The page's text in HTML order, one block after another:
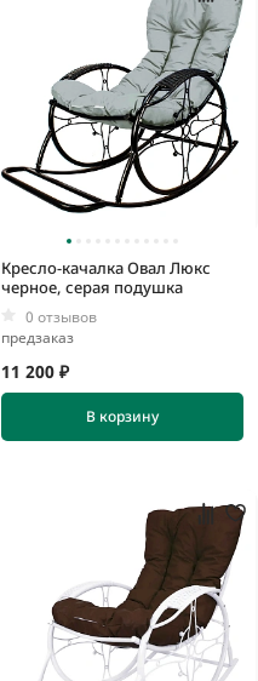
Кресло-качалка Овал Люкс
черное, серая подушка
0 отзывов
предзаказ
11 200 ₽
В корзину